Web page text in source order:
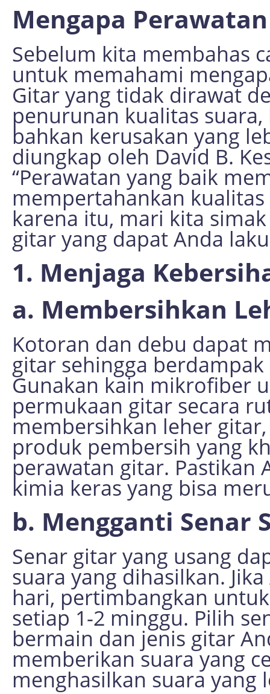
Mengapa
Sebelum kita membahas
untuk memahami
Gitar yang tidak dirawat
penurunan kualitas
bahkan kerusakan yang
diungkap oleh David B.
“Perawatan yang baik
mempertahankan
karena itu, mari kita
gitar yang dapat Anda
1. Menjaga
a. Membersihkan
Kotoran dan debu dapat
gitar sehingga
Gunakan kain mikrofiber
permukaan gitar secara
membersihkan leher
produk pembersih yang
perawatan gitar. Pastikan
kimia keras yang bisa
b. Mengganti Senar
Senar gitar yang usang
suara yang dihasilkan.
hari, pertimbangkan
setiap 1-2 minggu. Pilih
bermain dan jenis gitar
memberikan suara yang
menghasilkan suara yang